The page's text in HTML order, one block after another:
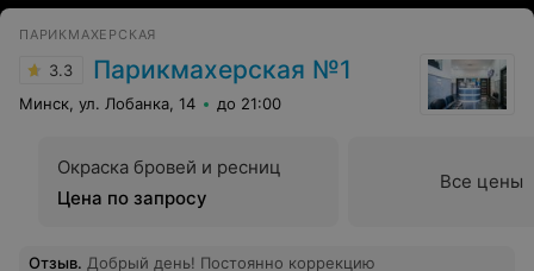
ПАРИКМАХЕРСКАЯ
3.3 Парикмахерская №1
Минск, ул. Лобанка, 14 до 21:00
Окраска бровей и ресниц
Цена по запросу
Все цены
Отзыв. Добрый день! Постоянно коррекцию